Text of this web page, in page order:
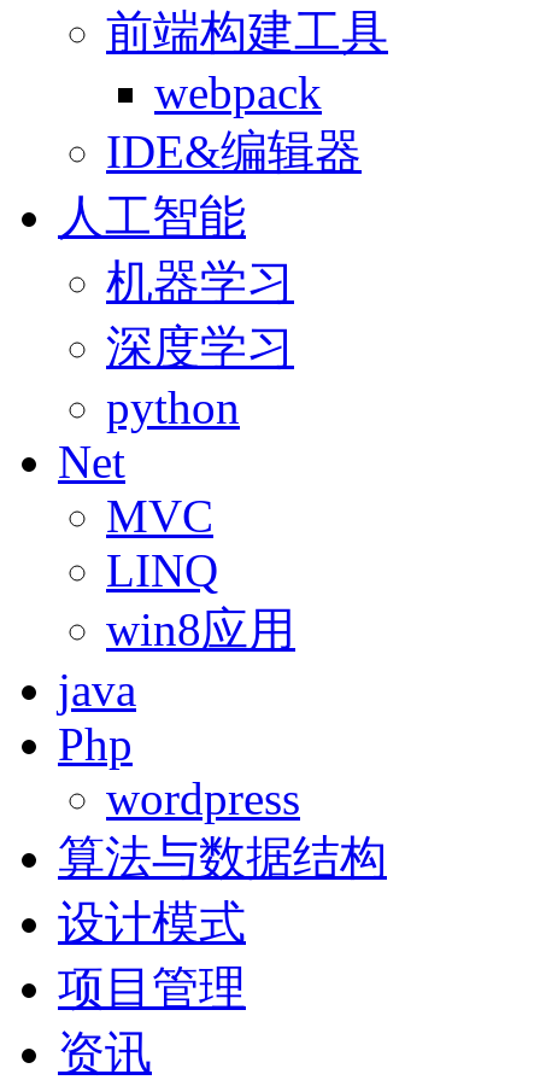
前端构建工具
webpack
IDE&编辑器
人工智能
机器学习
深度学习
python
Net
MVC
LINQ
win8应用
java
Php
wordpress
算法与数据结构
设计模式
项目管理
资讯